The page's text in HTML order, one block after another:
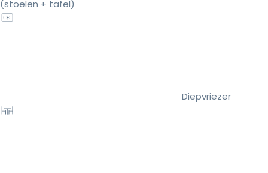
(stoelen + tafel)
Diepvriezer